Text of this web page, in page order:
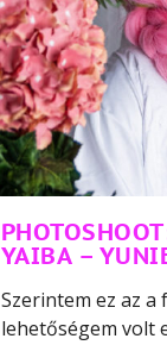
YAIBA –
Szerintem ez az
lehetőségem volt